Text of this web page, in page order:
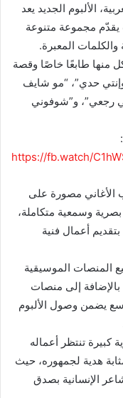
الألبوم الجديد يعد
مجموعة متنوعة
والكلمات المعبرة.
منها طابعًا خاصًا وقصة
حدي”، “مو شايف
رجعي”، و”شوفوني
https://fb.watch/
مصورة على
وسمعية متكاملة،
أعمال فنية
المنصات الموسيقية
بالإضافة إلى منصات
يضمن وصول الألبوم
كبيرة تنتظر أعماله
هدية لجمهوره، حيث
الإنسانية بصدق